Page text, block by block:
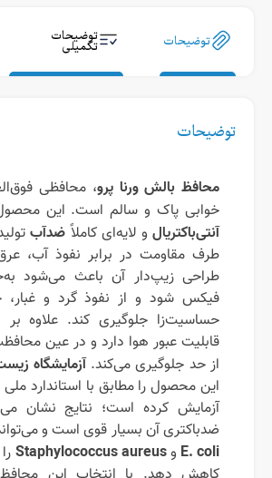
توضیحات توضیحات
تکمیلی
توضیحات
محافظ بالش ورنا پرو، محافظی
خوابی پاک و سالم است. این
آنتی‌باکتریال و لایه‌ای کاملاً ضدآب
طرف مقاومت در برابر نفوذ آب،
طراحی زیپ‌دار آن باعث می‌شود
فیکس شود و از نفوذ گرد و
حساسیت‌زا جلوگیری کند. علاوه بر
قابلیت عبور هوا دارد و در عین
از حد جلوگیری می‌کند.آزمایشگاه
آزمایش کرده است؛ نتایج نشان
ضدباکتری آن بسیار قوی است و
E. coli وStaphylococcus aureus